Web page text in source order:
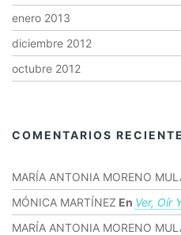
enero 2013
diciembre 2012
octubre 2012
COMENTARIOS
MARÍA ANTONIA MORENO
MÓNICA MARTÍNEZ En Ver, Oír
MARÍA ANTONIA MORENO